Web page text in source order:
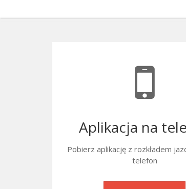
Aplikacja na
Pobierz aplikację z rozkładem
telefon